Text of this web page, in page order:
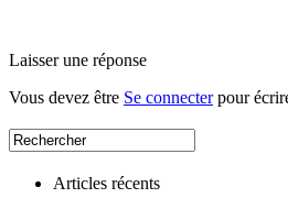
Laisser une réponse
Vous devez être Se connecterpour
Articles récents